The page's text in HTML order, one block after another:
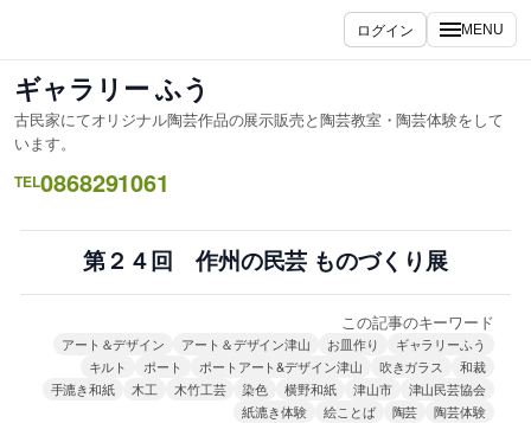
ス
キ
ッ
プ
ログイン MENU
ギャラリー ふう
古民家にてオリジナル陶芸作品の展示販売と陶芸教室・陶芸体験をして
います。
TEL0868291061
第２４回 作州の民芸 ものづくり展
この記事のキーワード
アート＆デザイン アート＆デザイン津山 お皿作り
ギャラリーふう
キルト
ポート ポートアート&デザイン津山 吹きガラス
和裁
手漉き和紙
木工 木竹工芸 染色 横野和紙 津山市
津山民芸協会
紙漉き体験
絵ことば 陶芸 陶芸体験